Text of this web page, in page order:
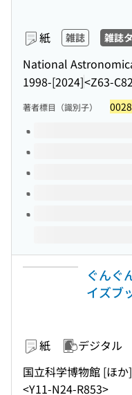
紙 雑誌 雑誌
National
1998-[2024]<Z63-
著者標目（識別子）
このタイトルの巻号
ぐんぐ
イズブ
紙 デジタル
国立科学博物館 [ほ
<Y11-N24-R853>